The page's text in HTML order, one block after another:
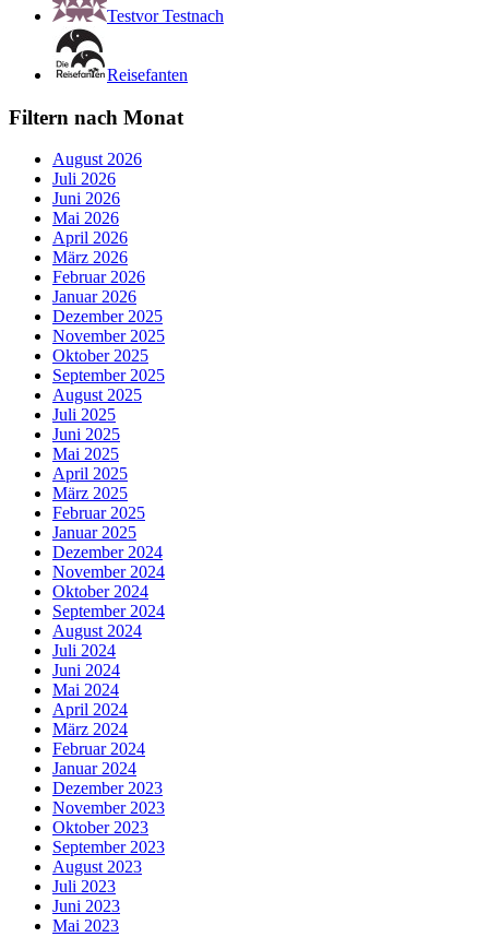
Testvor Testnach
Reisefanten
Filtern nach Monat
August 2026
Juli 2026
Juni 2026
Mai 2026
April 2026
März 2026
Februar 2026
Januar 2026
Dezember 2025
November 2025
Oktober 2025
September 2025
August 2025
Juli 2025
Juni 2025
Mai 2025
April 2025
März 2025
Februar 2025
Januar 2025
Dezember 2024
November 2024
Oktober 2024
September 2024
August 2024
Juli 2024
Juni 2024
Mai 2024
April 2024
März 2024
Februar 2024
Januar 2024
Dezember 2023
November 2023
Oktober 2023
September 2023
August 2023
Juli 2023
Juni 2023
Mai 2023